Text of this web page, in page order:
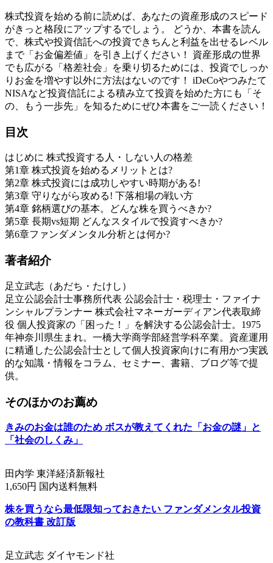
株式投資を始める前に読めば、あなたの資産形成のスピード
がきっと格段にアップするでしょう。 どうか、本書を読ん
で、株式や投資信託への投資できちんと利益を出せるレベル
まで「お金偏差値」を引き上げください！ 資産形成の世界
でも広がる「格差社会」を乗り切るためには、投資でしっか
りお金を増やす以外に方法はないのです！ iDeCoやつみたて
NISAなど投資信託による積み立て投資を始めた方にも「そ
の、もう一歩先」を知るためにぜひ本書をご一読ください！
目次
はじめに 株式投資する人・しない人の格差
第1章 株式投資を始めるメリットとは?
第2章 株式投資には成功しやすい時期がある!
第3章 守りながら攻める! 下落相場の戦い方
第4章 銘柄選びの基本。どんな株を買うべきか?
第5章 長期vs短期 どんなスタイルで投資すべきか?
第6章ファンダメンタル分析とは何か?
著者紹介
足立武志（あだち・たけし）
足立公認会計士事務所代表 公認会計士・税理士・ファイナ
ンシャルプランナー 株式会社マネーガーディアン代表取締
役 個人投資家の「困った！」を解決する公認会計士。1975
年神奈川県生まれ。一橋大学商学部経営学科卒業。資産運用
に精通した公認会計士として個人投資家向けに有用かつ実践
的な知識・情報をコラム、セミナー、書籍、ブログ等で提
供。
そのほかのお薦め
きみのお金は誰のため ボスが教えてくれた「お金の謎」と
「社会のしくみ」
田内学 東洋経済新報社
1,650円 国内送料無料
株を買うなら最低限知っておきたい ファンダメンタル投資
の教科書 改訂版
足立武志 ダイヤモンド社